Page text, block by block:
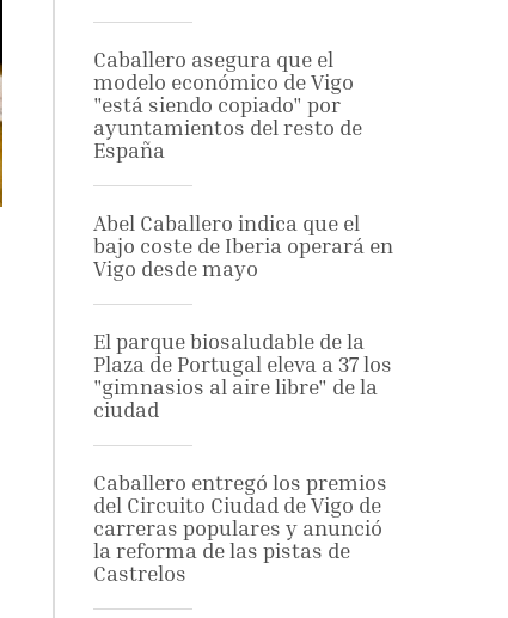
Caballero asegura que el
modelo económico de Vigo
"está siendo copiado" por
ayuntamientos del resto de
España
Abel Caballero indica que el
bajo coste de Iberia operará en
Vigo desde mayo
El parque biosaludable de la
Plaza de Portugal eleva a 37 los
"gimnasios al aire libre" de la
ciudad
Caballero entregó los premios
del Circuito Ciudad de Vigo de
carreras populares y anunció
la reforma de las pistas de
Castrelos